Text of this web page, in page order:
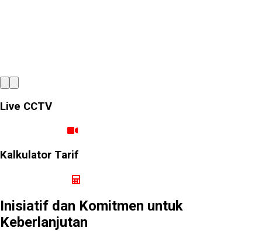
Live CCTV
Kalkulator Tarif
Inisiatif dan Komitmen untuk
Keberlanjutan